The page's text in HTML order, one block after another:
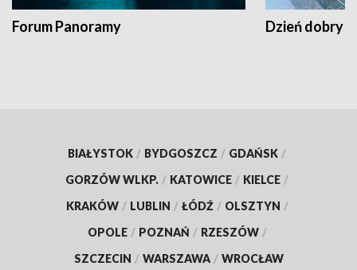
Forum Panoramy Dzień dobry
BIAŁYSTOK / BYDGOSZCZ / GDAŃSK /
GORZÓW WLKP. / KATOWICE / KIELCE /
KRAKÓW / LUBLIN / ŁÓDŹ / OLSZTYN /
OPOLE / POZNAŃ / RZESZÓW /
SZCZECIN / WARSZAWA / WROCŁAW